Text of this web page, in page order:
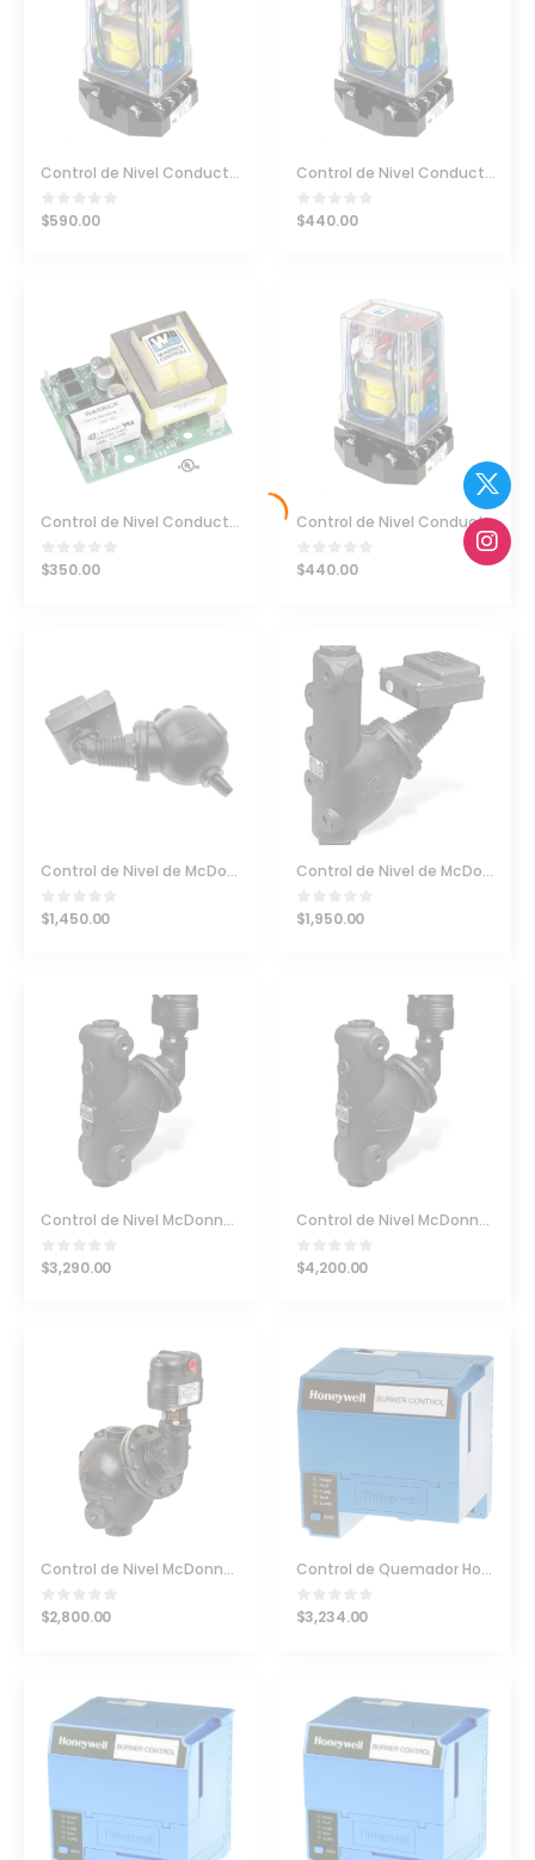
Control de Nivel Conductividad Warrick 16DMC1A0
$590.00
Control de Nivel Conductividad Warrick 16MA1A0
$440.00
Control de Nivel Conductividad Warrick 26B1D0
$350.00
Control de Nivel Conductividad Warrick 26MA1A0
$440.00
Control de Nivel de McDonnell & Miller Serie 150S
$1,450.00
Control de Nivel de McDonnell & Miller Serie 157S
$1,950.00
Control de Nivel McDonnell & Miller 194
$3,290.00
Control de Nivel McDonnell & Miller 194-7B PN 167200
$4,200.00
Control de Nivel McDonnell & Miller 94
$2,800.00
Control de Quemador Honeywell RM7840G1022
$3,234.00